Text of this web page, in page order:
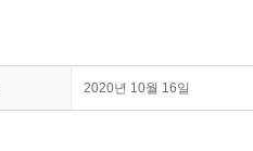
2020년 10월 16일